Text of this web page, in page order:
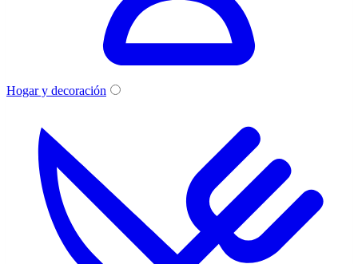
Hogar y decoración